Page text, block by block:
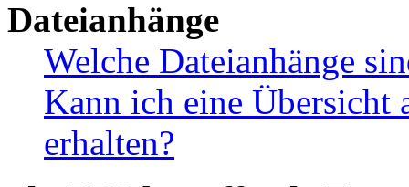
Dateianhänge
Welche Dateianhänge
Kann ich eine Übersicht
erhalten?